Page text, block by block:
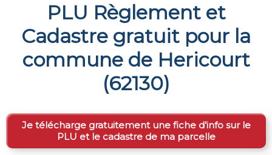
PLU Règlement et
Cadastre gratuit pour la
commune de Hericourt
(62130)
Je télécharge gratuitement une fiche d’info sur le
PLU et le cadastre de ma parcelle